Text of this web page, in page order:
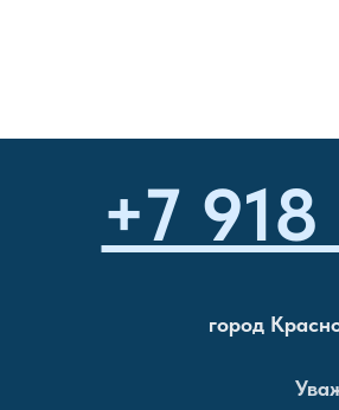
+7
город